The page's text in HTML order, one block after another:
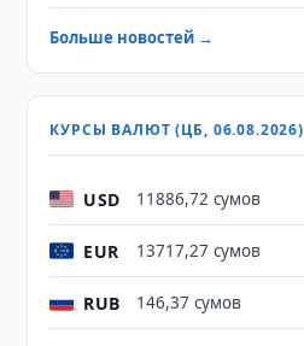
Больше новостей →
КУРСЫ ВАЛЮТ (ЦБ, 06.08.2026)
USD 11886,72 сумов
EUR 13717,27 сумов
RUB 146,37 сумов